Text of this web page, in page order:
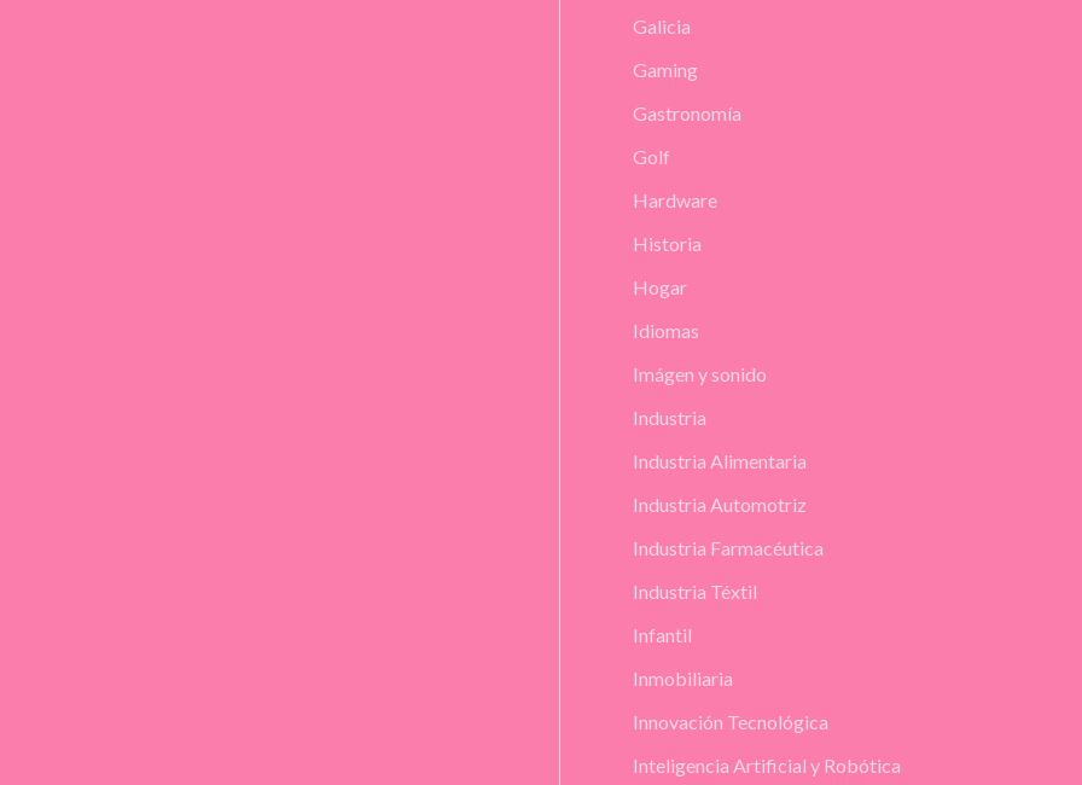
Galicia
Gaming
Gastronomía
Golf
Hardware
Historia
Hogar
Idiomas
Imágen y sonido
Industria
Industria Alimentaria
Industria Automotriz
Industria Farmacéutica
Industria Téxtil
Infantil
Inmobiliaria
Innovación Tecnológica
Inteligencia Artificial y Robótica